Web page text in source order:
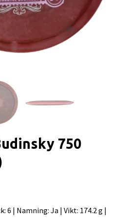
750
6 | Namning: Ja | Vikt: 174.2 g |